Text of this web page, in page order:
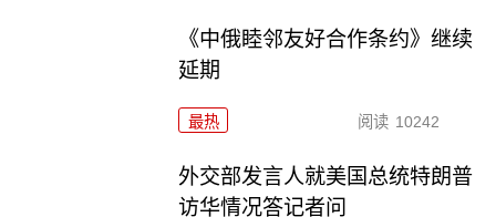
《中俄睦邻友好合作条约》继续
延期
最热 阅读 10242
外交部发言人就美国总统特朗普
访华情况答记者问